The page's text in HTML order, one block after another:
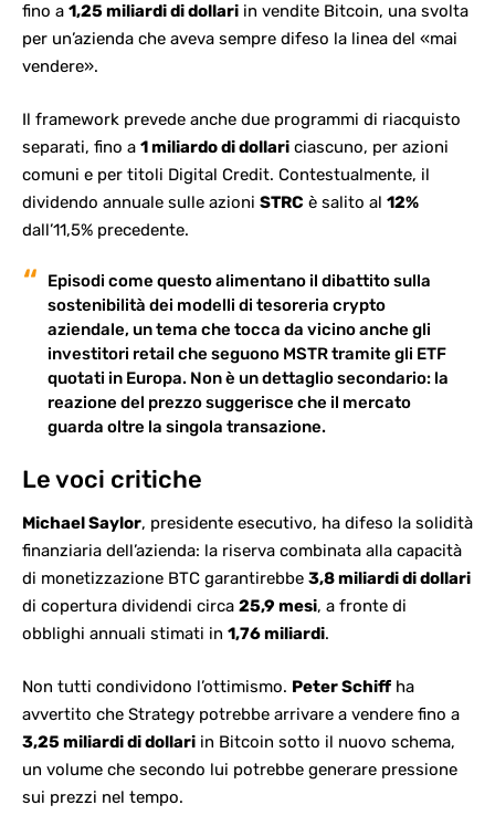
fino a 1,25 miliardi di dollari in vendite Bitcoin, una svolta
per un’azienda che aveva sempre difeso la linea del «mai
vendere».
Il framework prevede anche due programmi di riacquisto
separati, fino a 1 miliardo di dollari ciascuno, per azioni
comuni e per titoli Digital Credit. Contestualmente, il
dividendo annuale sulle azioni STRC è salito al 12%
dall’11,5% precedente.
Episodi come questo alimentano il dibattito sulla
sostenibilità dei modelli di tesoreria crypto
aziendale, un tema che tocca da vicino anche gli
investitori retail che seguono MSTR tramite gli ETF
quotati in Europa. Non è un dettaglio secondario: la
reazione del prezzo suggerisce che il mercato
guarda oltre la singola transazione.
Le voci critiche
Michael Saylor, presidente esecutivo, ha difeso la solidità
finanziaria dell’azienda: la riserva combinata alla capacità
di monetizzazione BTC garantirebbe 3,8 miliardi di dollari
di copertura dividendi circa 25,9 mesi, a fronte di
obblighi annuali stimati in 1,76 miliardi.
Non tutti condividono l’ottimismo. Peter Schiff ha
avvertito che Strategy potrebbe arrivare a vendere fino a
3,25 miliardi di dollari in Bitcoin sotto il nuovo schema,
un volume che secondo lui potrebbe generare pressione
sui prezzi nel tempo.